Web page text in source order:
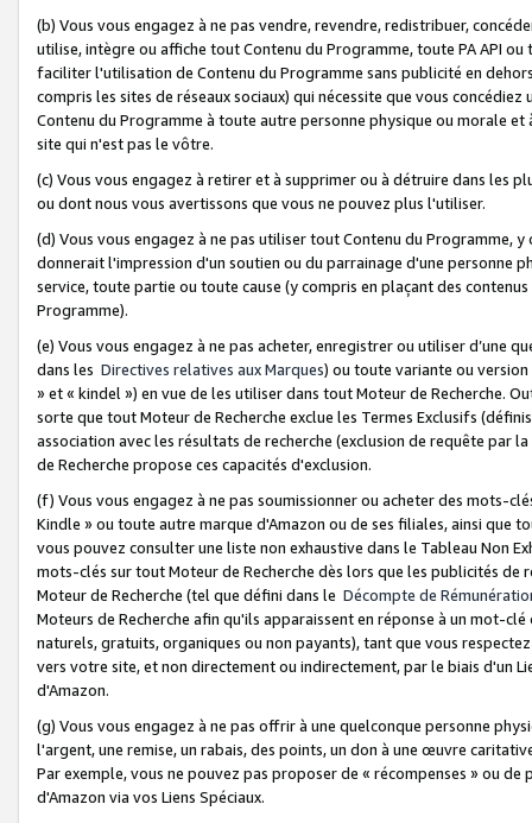
(b) Vous vous engagez à ne pas vendre, revendre, redistribuer,
utilise, intègre ou affiche tout Contenu du Programme, toute PA API
faciliter l'utilisation de Contenu du Programme sans publicité en
compris les sites de réseaux sociaux) qui nécessite que vous
Contenu du Programme à toute autre personne physique ou morale
site qui n'est pas le vôtre.
(c) Vous vous engagez à retirer et à supprimer ou à détruire dans les
ou dont nous vous avertissons que vous ne pouvez plus l'utiliser.
(d) Vous vous engagez à ne pas utiliser tout Contenu du Programme,
donnerait l'impression d'un soutien ou du parrainage d'une personne
service, toute partie ou toute cause (y compris en plaçant des
Programme).
(e) Vous vous engagez à ne pas acheter, enregistrer ou utiliser d’une
dans les Directives relatives aux Marques) ou toute variante ou
» et « kindel ») en vue de les utiliser dans tout Moteur de Recherche.
sorte que tout Moteur de Recherche exclue les Termes Exclusifs
association avec les résultats de recherche (exclusion de requête
de Recherche propose ces capacités d'exclusion.
(f) Vous vous engagez à ne pas soumissionner ou acheter des mots-
Kindle » ou toute autre marque d'Amazon ou de ses filiales, ainsi que
vous pouvez consulter une liste non exhaustive dans le Tableau Non
mots-clés sur tout Moteur de Recherche dès lors que les publicités de
Moteur de Recherche (tel que défini dans le Décompte de
Moteurs de Recherche afin qu'ils apparaissent en réponse à un mot-
naturels, gratuits, organiques ou non payants), tant que vous
vers votre site, et non directement ou indirectement, par le biais d'un
d'Amazon.
(g) Vous vous engagez à ne pas offrir à une quelconque personne
l'argent, une remise, un rabais, des points, un don à une œuvre
Par exemple, vous ne pouvez pas proposer de « récompenses » ou
d'Amazon via vos Liens Spéciaux.